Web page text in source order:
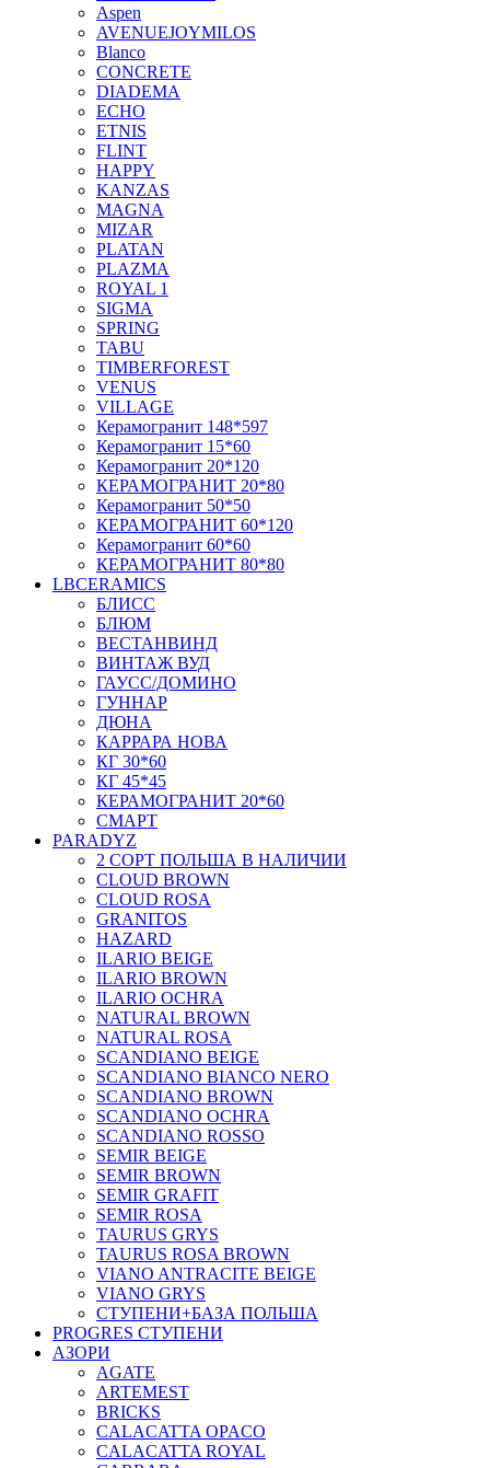
Aspen
AVENUEJOYMILOS
Blanco
CONCRETE
DIADEMA
ECHO
ETNIS
FLINT
HAPPY
KANZAS
MAGNA
MIZAR
PLATAN
PLAZMA
ROYAL 1
SIGMA
SPRING
TABU
TIMBERFOREST
VENUS
VILLAGE
Керамогранит 148*597
Керамогранит 15*60
Керамогранит 20*120
КЕРАМОГРАНИТ 20*80
Керамогранит 50*50
КЕРАМОГРАНИТ 60*120
Керамогранит 60*60
КЕРАМОГРАНИТ 80*80
LBCERAMICS
БЛИСС
БЛЮМ
ВЕСТАНВИНД
ВИНТАЖ ВУД
ГАУСС/ДОМИНО
ГУННАР
ДЮНА
КАРРАРА НОВА
КГ 30*60
КГ 45*45
КЕРАМОГРАНИТ 20*60
СМАРТ
PARADYZ
2 СОРТ ПОЛЬША В НАЛИЧИИ
CLOUD BROWN
CLOUD ROSA
GRANITOS
HAZARD
ILARIO BEIGE
ILARIO BROWN
ILARIO OCHRA
NATURAL BROWN
NATURAL ROSA
SCANDIANO BEIGE
SCANDIANO BIANCO NERO
SCANDIANO BROWN
SCANDIANO OCHRA
SCANDIANO ROSSO
SEMIR BEIGE
SEMIR BROWN
SEMIR GRAFIT
SEMIR ROSA
TAURUS GRYS
TAURUS ROSA BROWN
VIANO ANTRACITE BEIGE
VIANO GRYS
СТУПЕНИ+БАЗА ПОЛЬША
PROGRES СТУПЕНИ
АЗОРИ
AGATE
ARTEMEST
BRICKS
CALACATTA OPACO
CALACATTA ROYAL